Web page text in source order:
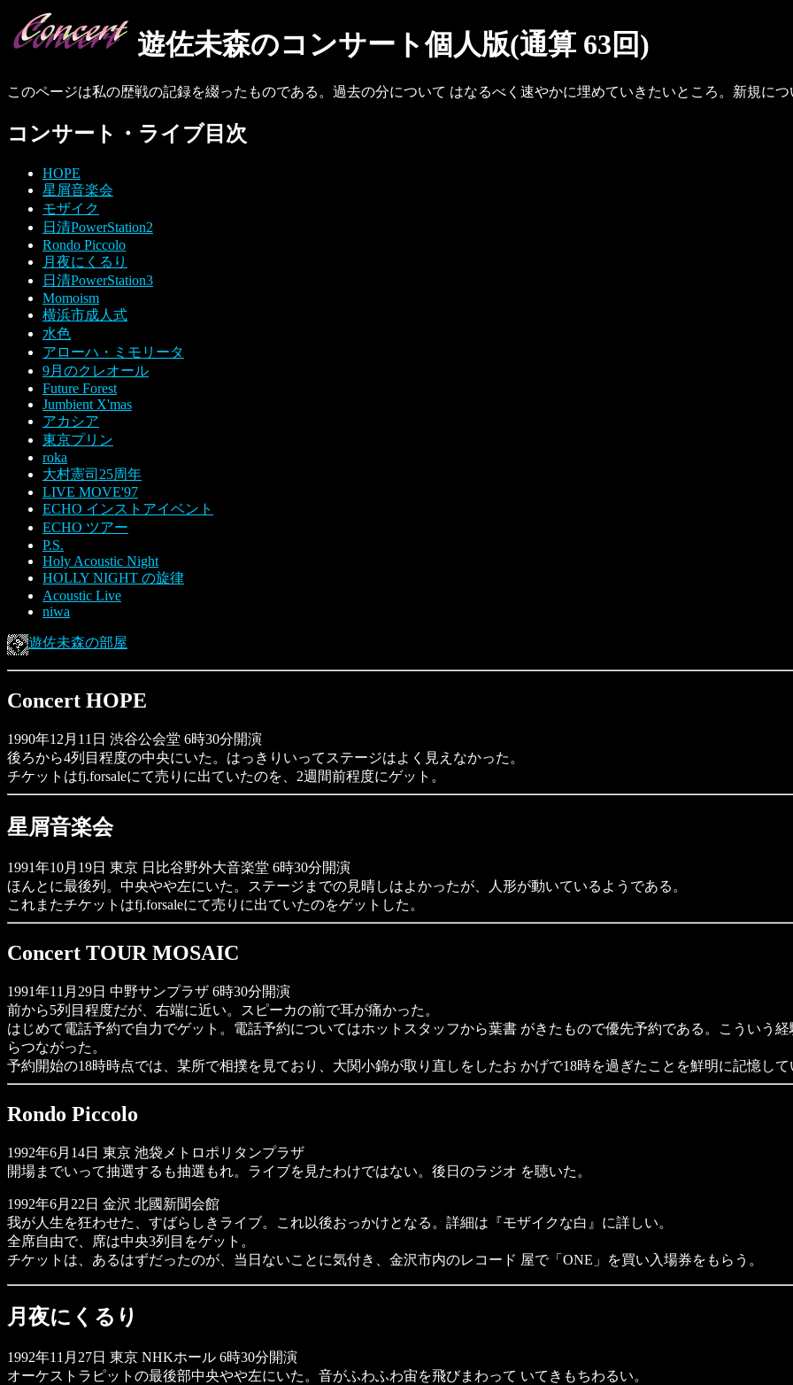
遊佐未森のコンサート個人版(通算 63回)
このページは私の歴戦の記録を綴ったものである。過去の分について はなるべく速やかに埋めていきたいところ。新規につ
コンサート・ライブ目次
HOPE
星屑音楽会
モザイク
日清PowerStation2
Rondo Piccolo
月夜にくるり
日清PowerStation3
Momoism
横浜市成人式
水色
アローハ・ミモリータ
9月のクレオール
Future Forest
Jumbient X'mas
アカシア
東京プリン
roka
大村憲司25周年
LIVE MOVE'97
ECHO インストアイベント
ECHO ツアー
P.S.
Holy Acoustic Night
HOLLY NIGHT の旋律
Acoustic Live
niwa
遊佐未森の部屋
Concert HOPE
1990年12月11日 渋谷公会堂 6時30分開演
後ろから4列目程度の中央にいた。はっきりいってステージはよく見えなかった。
チケットはfj.forsaleにて売りに出ていたのを、2週間前程度にゲット。
星屑音楽会
1991年10月19日 東京 日比谷野外大音楽堂 6時30分開演
ほんとに最後列。中央やや左にいた。ステージまでの見晴しはよかったが、人形が動いているようである。
これまたチケットはfj.forsaleにて売りに出ていたのをゲットした。
Concert TOUR MOSAIC
1991年11月29日 中野サンプラザ 6時30分開演
前から5列目程度だが、右端に近い。スピーカの前で耳が痛かった。
はじめて電話予約で自力でゲット。電話予約についてはホットスタッフから葉書 がきたもので優先予約である。こういう
らつながった。
予約開始の18時時点では、某所で相撲を見ており、大関小錦が取り直しをしたお かげで18時を過ぎたことを鮮明に記憶して
Rondo Piccolo
1992年6月14日 東京 池袋メトロポリタンプラザ
開場までいって抽選するも抽選もれ。ライブを見たわけではない。後日のラジオ を聴いた。
1992年6月22日 金沢 北國新聞会館
我が人生を狂わせた、すばらしきライブ。これ以後おっかけとなる。詳細は『モザイクな白』に詳しい。
全席自由で、席は中央3列目をゲット。
チケットは、あるはずだったのが、当日ないことに気付き、金沢市内のレコード 屋で「ONE」を買い入場券をもらう。
月夜にくるり
1992年11月27日 東京 NHKホール 6時30分開演
オーケストラピットの最後部中央やや左にいた。音がふわふわ宙を飛びまわって いてきもちわるい。